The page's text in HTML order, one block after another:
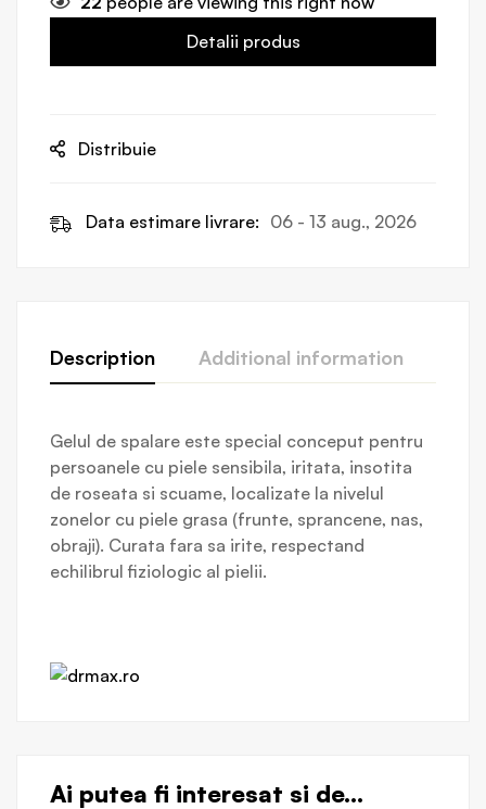
Detalii produs
Distribuie
Data estimare livrare: 06 - 13 aug., 2026
Description Additional information
Gelul de spalare este special conceput pentru
persoanele cu piele sensibila, iritata, insotita
de roseata si scuame, localizate la nivelul
zonelor cu piele grasa (frunte, sprancene, nas,
obraji). Curata fara sa irite, respectand
echilibrul fiziologic al pielii.
Ai putea fi interesat si de...